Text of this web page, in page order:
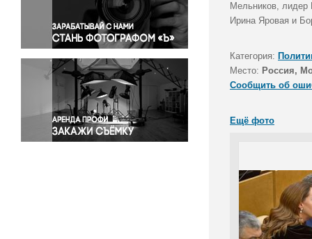
Правосудие
Происшествия и конфликты
Религия
Светская жизнь
Спорт
Экология
Экономика и бизнес
Мельников, лидер
Ирина Яровая и
Категория:
Место: Россия,
Сообщить об
Ещё фото